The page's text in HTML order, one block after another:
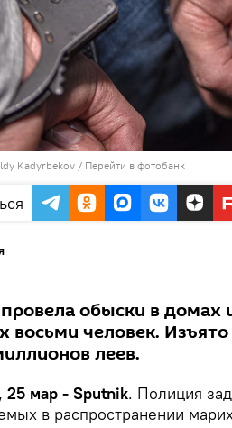
Kadyrbekov / Перейти в фотобанк
обыски в домах
восьми человек.
леев.
мар - Sputnik. Полиция
в распространении